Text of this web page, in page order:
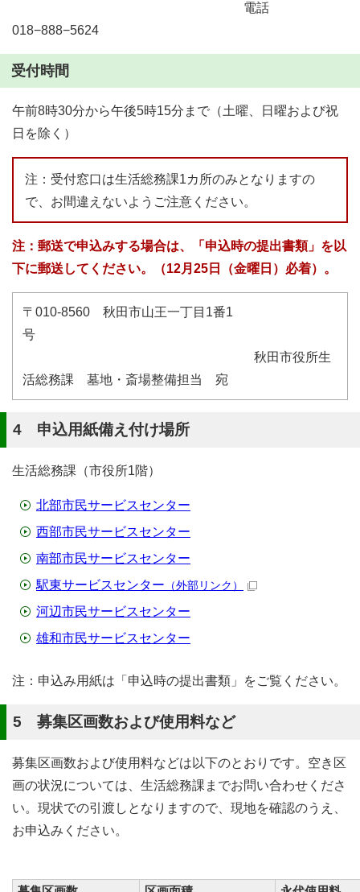
電話
018−888−5624
受付時間
午前8時30分から午後5時15分まで（土曜、日曜および祝
日を除く）
注：受付窓口は生活総務課1カ所のみとなりますの
で、お間違えないようご注意ください。
注：郵送で申込みする場合は、「申込時の提出書類」を以
下に郵送してください。（12月25日（金曜日）必着）。
〒010-8560 秋田市山王一丁目1番1
号
秋田市役所生
活総務課 墓地・斎場整備担当 宛
4 申込用紙備え付け場所
生活総務課（市役所1階）
北部市民サービスセンター
西部市民サービスセンター
南部市民サービスセンター
駅東サービスセンター （外部リンク）
河辺市民サービスセンター
雄和市民サービスセンター
注：申込み用紙は「申込時の提出書類」をご覧ください。
5 募集区画数および使用料など
募集区画数および使用料などは以下のとおりです。空き区
画の状況については、生活総務課までお問い合わせくださ
い。現状での引渡しとなりますので、現地を確認のうえ、
お申込みください。